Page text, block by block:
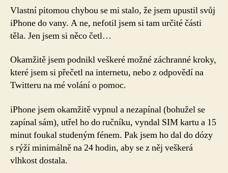
názvem
O
utopeném
Vlastní pitomou chybou se mi stalo, že jsem upustil svůj
iPhone do vany. A ne, nefotil jsem si tam určité části
těla. Jen jsem si něco četl…
Okamžitě jsem podnikl veškeré možné záchranné kroky,
které jsem si přečetl na internetu, nebo z odpovědí na
Twitteru na mé volání o pomoc.
iPhone jsem okamžitě vypnul a nezapínal (bohužel se
zapínal sám), utřel ho do ručníku, vyndal SIM kartu a 15
minut foukal studeným fénem. Pak jsem ho dal do dózy
s rýží minimálně na 24 hodin, aby se z něj veškerá
vlhkost dostala.